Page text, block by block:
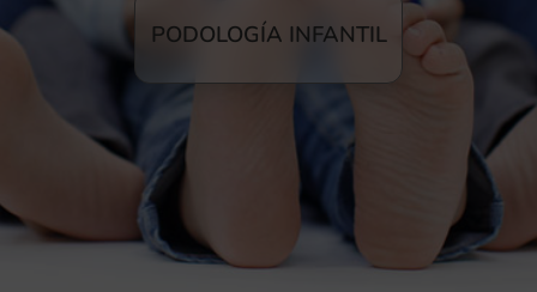
PODOLOGÍA INFANTIL